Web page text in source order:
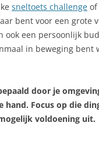
sneltoets challenge of
bent voor een grote
ook een persoonlijk
in beweging bent
door je
hand. Focus op die
voldoening uit.